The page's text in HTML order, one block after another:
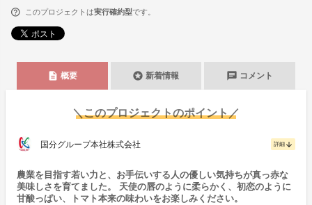
このプロジェクトは実行確約型です。
description 概要 stars 新着情報 chat コメント
＼このプロジェクトのポイント／
国分グループ本社株式会社 詳細 arrow_downward
農業を目指す若い力と、お手伝いする人の優しい気持ちが真っ赤な
美味しさを育てました。 天使の唇のように柔らかく、初恋のように
甘酸っぱい、トマト本来の味わいをお楽しみください。